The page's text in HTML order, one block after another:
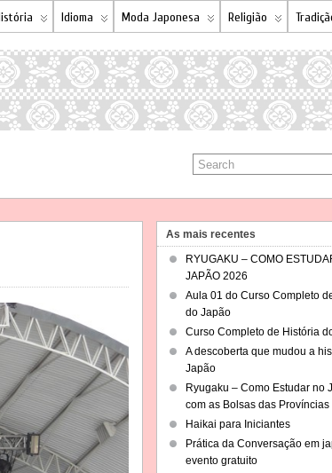
Idioma Moda Japonesa Religião
As mais recentes
RYUGAKU – COMO
JAPÃO 2026
Aula 01 do Curso Completo
do Japão
Curso Completo de História
A descoberta que mudou a
Japão
Ryugaku – Como Estudar no
com as Bolsas das Províncias
Haikai para Iniciantes
Prática da Conversação em
evento gratuito